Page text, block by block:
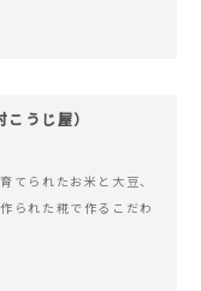
うじ屋）
てられたお米と大豆、
られた糀で作るこだわ